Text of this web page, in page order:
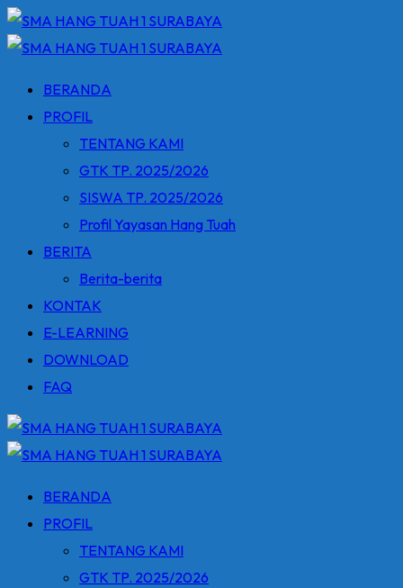
Skip
to
BERANDA
PROFIL
TENTANG KAMI
GTK TP. 2025/2026
SISWA TP. 2025/2026
Profil Yayasan Hang Tuah
BERITA
Berita-berita
KONTAK
E-LEARNING
DOWNLOAD
FAQ
BERANDA
PROFIL
TENTANG KAMI
GTK TP. 2025/2026